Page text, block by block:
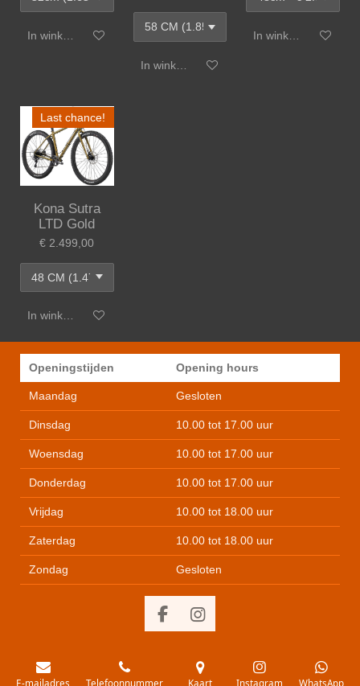
In winkelwagen
In winkelwagen
In winkelwagen
Last chance!
Kona Sutra
LTD Gold
€ 2.499,00
In winkelwagen
Openingstijden Opening hours
Maandag Gesloten
Dinsdag 10.00 tot 17.00 uur
Woensdag 10.00 tot 17.00 uur
Donderdag 10.00 tot 17.00 uur
Vrijdag 10.00 tot 18.00 uur
Zaterdag 10.00 tot 18.00 uur
Zondag Gesloten
F
I
t
E-mailadres Telefoonnummer Kaart Instagram WhatsApp